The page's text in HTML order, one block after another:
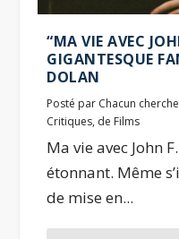
“MA VIE AVEC
GIGANTESQUE
DOLAN
Posté par Chacun
Critiques, de Films
Ma vie avec John
étonnant. Même
de mise en...